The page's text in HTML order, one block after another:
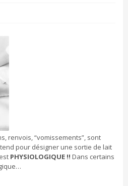
renvois, “vomissements”, sont
pour désigner une sortie de lait
PHYSIOLOGIQUE !! Dans certains